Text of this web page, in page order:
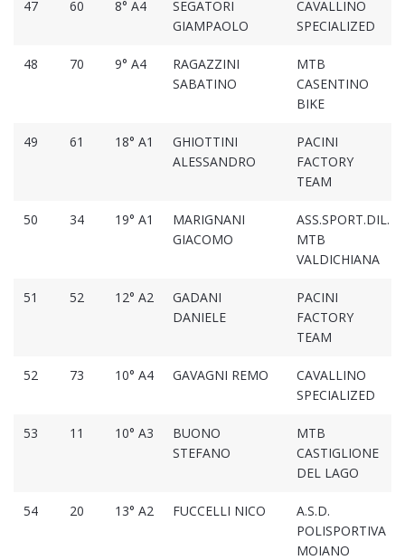
47 60 8° A4
SEGATORI
GIAMPAOLO
CAVALLINO
SPECIALIZED
48 70 9° A4
RAGAZZINI
SABATINO
MTB
CASENTINO
BIKE
49 61 18° A1
GHIOTTINI
ALESSANDRO
PACINI
FACTORY
TEAM
50 34 19° A1
MARIGNANI
GIACOMO
ASS.SPORT.DIL.
MTB
VALDICHIANA
51 52 12° A2
GADANI
DANIELE
PACINI
FACTORY
TEAM
52 73 10° A4 GAVAGNI REMO
CAVALLINO
SPECIALIZED
53 11 10° A3
BUONO
STEFANO
MTB
CASTIGLIONE
DEL LAGO
54 20 13° A2 FUCCELLI NICO
A.S.D.
POLISPORTIVA
MOIANO